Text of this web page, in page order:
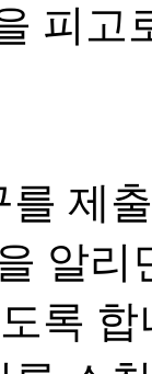
피고
제
알
록 합